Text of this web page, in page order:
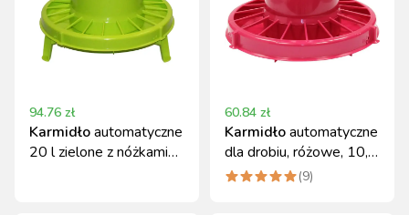
94.76 zł
Karmidłoautomatyczne
20 l zielone z nóżkami
60.84 zł
Karmidłoautomatyczne
dla drobiu, różowe, 10,5
l, 7 kg, Novital
(9)